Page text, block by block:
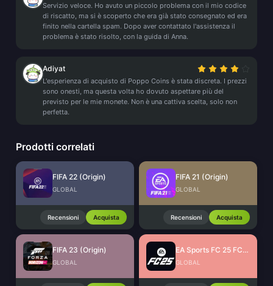
Servizio veloce. Ho avuto un piccolo problema con il mio codice
di riscatto, ma si è scoperto che era già stato consegnato ed era
finito nella cartella spam. Dopo aver contattato l'assistenza il
problema è stato risolto, con la guida di Anna.
Adiyat
L'esperienza di acquisto di Poppo Coins è stata discreta. I prezzi
sono onesti, ma questa volta ho dovuto aspettare più del
previsto per le mie monete. Non è una cattiva scelta, solo non
perfetta.
Prodotti correlati
FIFA 22 (Origin)
GLOBAL
Recensioni Acquista
FIFA 21 (Origin)
GLOBAL
Recensioni Acquista
FIFA 23 (Origin)
GLOBAL
EA Sports FC 25 FC Points (EA App)
GLOBAL